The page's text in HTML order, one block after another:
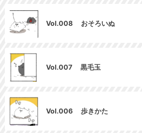
Vol.008 おそろいぬ
Vol.007 黒毛玉
Vol.006 歩きかた